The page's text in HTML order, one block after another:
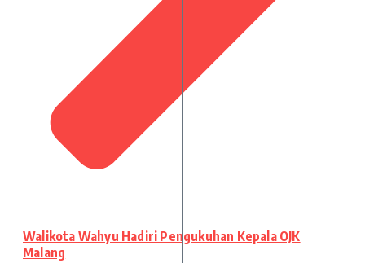
Walikota Wahyu Hadiri Pengukuhan Kepala OJK
Malang